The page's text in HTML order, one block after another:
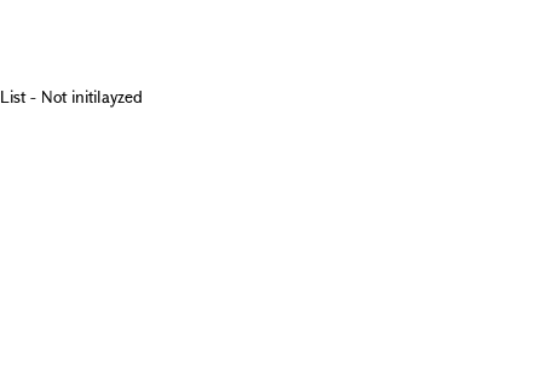
List - Not initilayzed